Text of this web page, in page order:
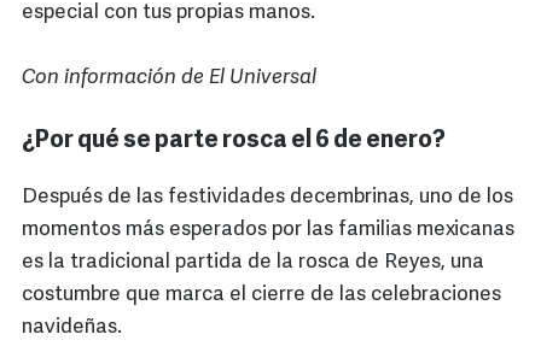
especial con tus propias manos.
Con información de El Universal
¿Por qué se parte rosca el 6 de enero?
Después de las festividades decembrinas, uno de los
momentos más esperados por las familias mexicanas
es la tradicional partida de la rosca de Reyes, una
costumbre que marca el cierre de las celebraciones
navideñas.